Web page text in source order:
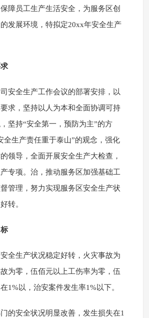
障员工生产生活安全，为服务区创
发展环境，特拟定20xx年安全生产
安全生产工作会议的部署安排，以
求，坚持以人为本和全面协调可持
坚持“安全第一，预防为主”的方
全生产责任重于泰山”的观念，强化
领导，全面开展安全生产大检查，
专项。治，推动服务区加强基础工
管理，努力实现服务区安全生产状
转。
全生产状况稳定好转，火灾事故为
为零，伍佰元以上工伤率为零，伍
1%以，治安案件发生率1%以下。
的安全状况明显改善，发生损失在1